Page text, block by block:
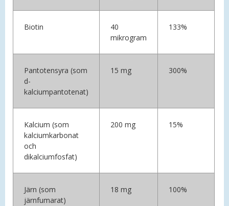
Biotin
40
mikrogram
133%
Pantotensyra (som
d-
kalciumpantotenat)
15 mg 300%
Kalcium (som
kalciumkarbonat
och
dikalciumfosfat)
200 mg 15%
Järn (som
järnfumarat)
18 mg 100%